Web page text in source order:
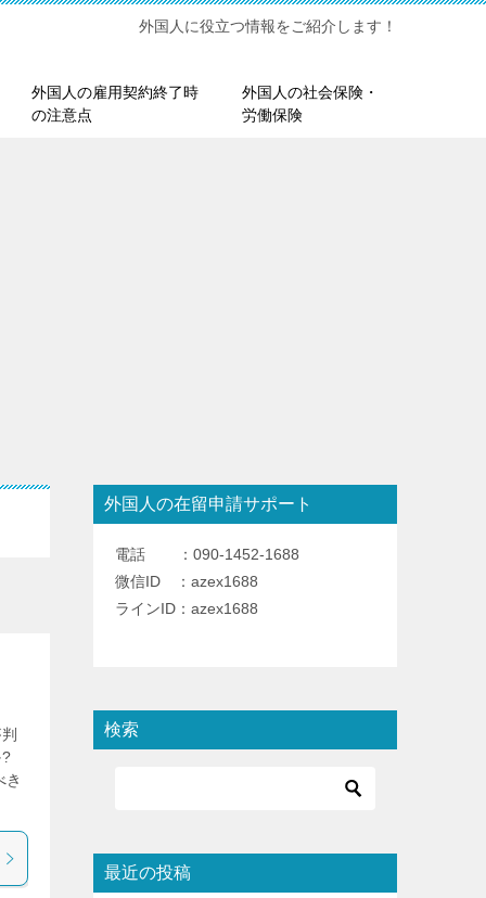
外国人に役立つ情報をご紹介します！
外国人の雇用契約終了時
の注意点
外国人の社会保険・
労働保険
き
外国人の在留申請サポート
電話 ：090-1452-1688
微信ID ：azex1688
ラインID：azex1688
検索
最近の投稿